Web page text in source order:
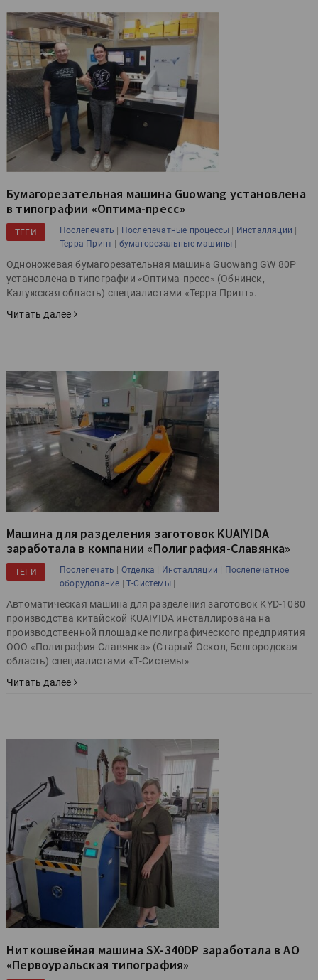
Бумагорезательная машина Guowang установлена
в типографии «Оптима-пресс»
ТЕГИ Послепечать | Послепечатные процессы | Инсталляции |
Терра Принт | бумагорезальные машины |
Одноножевая бумагорезательная машина Guowang GW 80P
установлена в типографии «Оптима-пресс» (Обнинск,
Калужская область) специалистами «Терра Принт».
Читать далее
Машина для разделения заготовок KUAIYIDA
заработала в компании «Полиграфия-Славянка»
ТЕГИ Послепечать | Отделка | Инсталляции | Послепечатное
оборудование |Т-Системы|
Автоматическая машина для разделения заготовок KYD-1080
производства китайской KUAIYIDA инсталлирована на
производственной площадке полиграфического предприятия
ООО «Полиграфия-Славянка» (Старый Оскол, Белгородская
область) специалистами «Т-Системы»
Читать далее
Ниткошвейная машина SX-340DP заработала в АО
«Первоуральская типография»